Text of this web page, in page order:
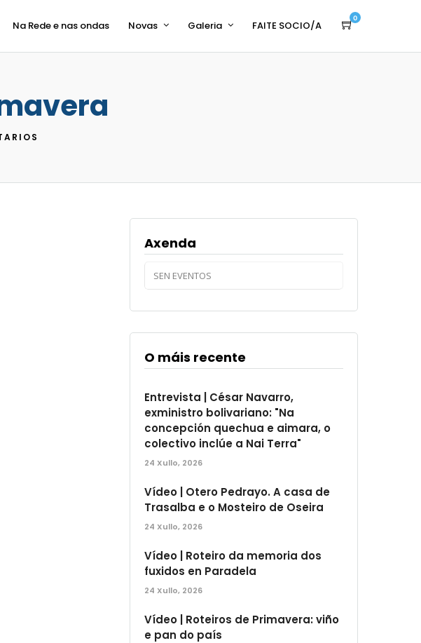
Na Rede e nas ondas Novas Galeria FAITE SOCIO/A
0
Axenda
SEN EVENTOS
O máis recente
Entrevista | César Navarro,
exministro bolivariano: "Na
concepción quechua e aimara, o
colectivo inclúe a Nai Terra"
24 Xullo, 2026
Vídeo | Otero Pedrayo. A casa de
Trasalba e o Mosteiro de Oseira
24 Xullo, 2026
Vídeo | Roteiro da memoria dos
fuxidos en Paradela
24 Xullo, 2026
Vídeo | Roteiros de Primavera: viño
e pan do país